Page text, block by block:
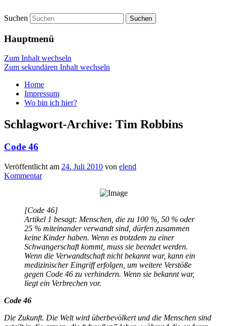
vidgames.de
Suchen
Hauptmenü
Zum Inhalt wechseln
Zum sekundären Inhalt wechseln
Home
Impressum
Wo bin ich hier?
Schlagwort-Archive: Tim Robbins
Code 46
Veröffentlicht am 24. Juli 2010 von elend
Kommentar
[Code 46]
Artikel 1 besagt: Menschen, die zu 100 %, 50 % oder
25 % miteinander verwandt sind, dürfen zusammen
keine Kinder haben. Wenn es trotzdem zu einer
Schwangerschaft kommt, muss sie beendet werden.
Wenn die Verwandtschaft nicht bekannt war, kann ein
medizinischer Eingriff erfolgen, um weitere Verstöße
gegen Code 46 zu verhindern. Wenn sie bekannt war,
liegt ein Verbrechen vor.
Code 46
Die Zukunft. Die Welt wird überbevölkert und die Menschen sind